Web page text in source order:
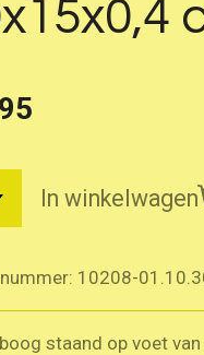
In winkelwagen
10208-
staand op voet van